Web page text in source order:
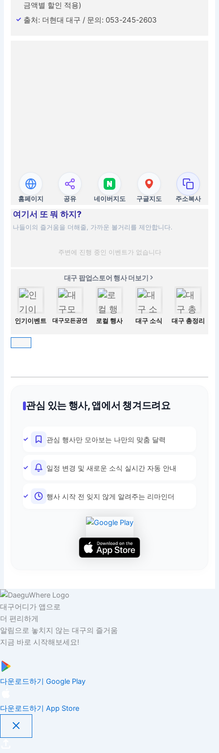
금액별 할인 적용)
출처: 더현대 대구 / 문의: 053-245-2603
홈페이지 공유 네이버지도 구글지도 주소복사
여기서 또 뭐 하지?
나들이의 즐거움을 더해줄, 가까운 볼거리를 제안합니다.
주변에 진행 중인 이벤트가 없습니다
대구 팝업스토어 행사 더보기
인기이벤트 대구모든공연 로컬 행사 대구 소식 대구 총정리
관심 있는 행사, 앱에서 챙겨드려요
관심 행사만 모아보는 나만의 맞춤 달력
일정 변경 및 새로운 소식 실시간 자동 안내
행사 시작 전 잊지 않게 알려주는 리마인더
대구어디가 앱으로
더 편리하게
알림으로 놓치지 않는 대구의 즐거움
지금 바로 시작해보세요!
다운로드하기 Google Play
다운로드하기 App Store